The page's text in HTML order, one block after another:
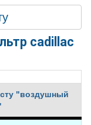
cadillac
"воздушный